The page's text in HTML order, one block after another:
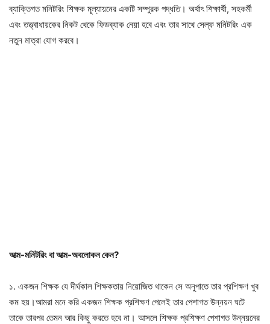
ব্যাক্তিগত মনিটরিং শিক্ষক মূল্যায়নের একটি সম্পুরক পদ্ধতি। অর্থাৎ শিক্ষার্থী, সহকর্মী
এবং তত্ত্বাধায়কের নিকট থেকে ফিডব্যাক নেয়া হবে এবং তার সাথে সেল্ফ মনিটরিং এক
নতুন মাত্রা যোগ করবে।
আত্ম-মনিটরিং বা আত্ম-অবলোকন কেন?
১. একজন শিক্ষক যে দীর্ঘকাল শিক্ষকতায় নিয়োজিত থাকেন সে অনুপাতে তার প্রশিক্ষণ খুব
কম হয়।আমরা মনে করি একজন শিক্ষক প্রশিক্ষণ পেলেই তার পেশাগত উন্নয়ন ঘটে
তাকে তারপর তেমন আর কিছু করতে হবে না। আসলে শিক্ষক প্রশিক্ষণ পেশাগত উন্নয়নের